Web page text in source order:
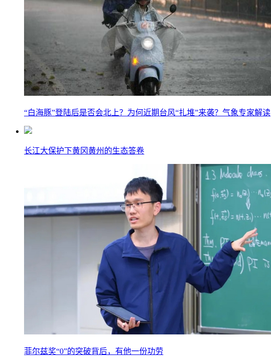
“白海豚”登陆后是否会北上？为何近期台风“扎堆”来袭？气象专家解读
长江大保护下黄冈黄州的生态答卷
菲尔兹奖“0”的突破背后，有他一份功劳